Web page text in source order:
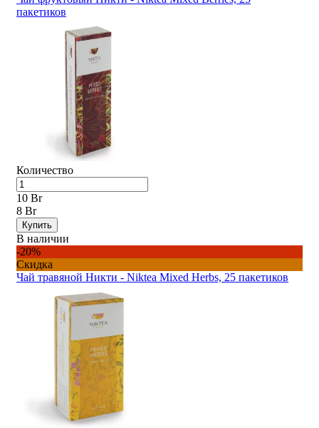
пакетиков
Количество
10 Br
8 Br
Купить
В наличии
-20%
Скидка
Чай травяной Никти - Niktea Mixed Herbs, 25 пакетиков